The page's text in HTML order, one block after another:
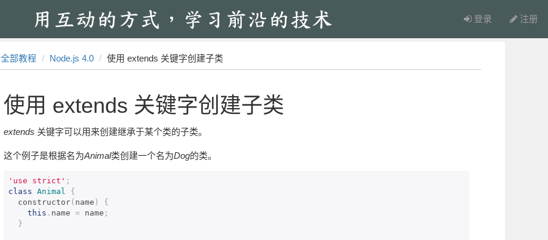
登录 注册
全部教程 Node.js 4.0 使用 extends 关键字创建子类
使用 extends 关键字创建子类
extends 关键字可以用来创建继承于某个类的子类。
这个例子是根据名为Animal类创建一个名为Dog的类。
'use strict' ;
class Animal
{
  constructor
( name )
{
this . name = name ;
}